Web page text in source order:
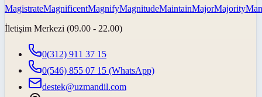
MagistrateMagnificentMagnifyMagnitudeMaintainMajorMajority
İletişim Merkezi (09.00 - 22.00)
0(312) 911 37 15
0(546) 855 07 15 (WhatsApp)
destek@uzmandil.com